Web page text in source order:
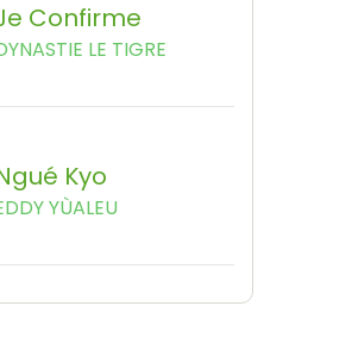
Confirme
LE TIGRE
Kyo
YÙALEU